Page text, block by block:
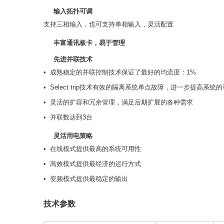
输入拓扑可调
支持三相输入，也可支持单相输入，灵活配置
丰富通讯板卡，易于管理
先进并联技术
• 成熟稳定的并联控制技术保证了最好的均流度：1%
• Select trip技术有效的隔离系统单点故障，进一步提高系统的
• 灵活的扩容和冗余管理，满足后期扩展的各种需求
• 并联数达到3台
灵活用电策略
• 在线模式提供最高的系统可用性
• 高效模式提供最经济的运行方式
• 变频模式提供最稳定的输出
技术参数